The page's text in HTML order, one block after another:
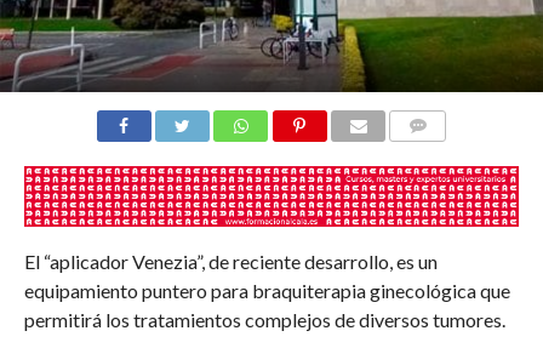
El “aplicador Venezia”, de reciente desarrollo, es un
equipamiento puntero para braquiterapia ginecológica que
permitirá los tratamientos complejos de diversos tumores.